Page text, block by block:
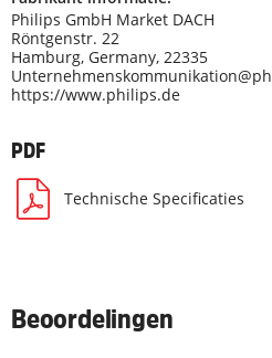
Philips GmbH Market DACH
Röntgenstr. 22
Hamburg, Germany, 22335
https://www.philips.de
PDF
Technische Specificaties
Beoordelingen